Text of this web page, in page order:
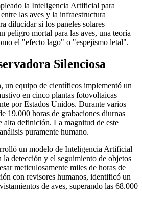
la Inteligencia Artificial para
las aves y la infraestructura
dilucidar si los paneles solares
peligro mortal para las aves, una teoría
el "efecto lago" o "espejismo letal".
Silenciosa
un equipo de científicos implementó un
en cinco plantas fotovoltaicas
por Estados Unidos. Durante varios
19.000 horas de grabaciones diurnas
alta definición. La magnitud de este
puramente humano.
un modelo de Inteligencia Artificial
detección y el seguimiento de objetos
meticulosamente miles de horas de
con revisores humanos, identificó un
de aves, superando las 68.000